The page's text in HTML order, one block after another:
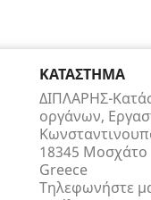
ΚΑΤΆΣΤΗΜΑ
ΔΙΠΛΑΡΗΣ-
οργάνων,
18345 Μοσχάτο
Greece
Τηλεφωνήστε